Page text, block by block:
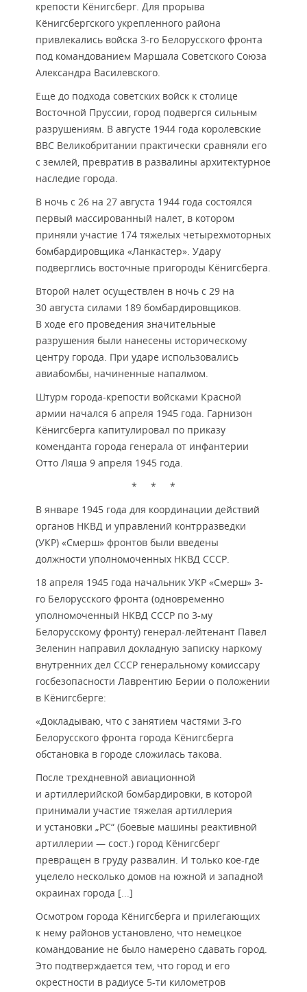
крепости Кёнигсберг. Для прорыва
Кёнигсбергского укрепленного района
привлекались войска 3-го Белорусского фронта
под командованием Маршала Советского Союза
Александра Василевского.
Еще до подхода советских войск к столице
Восточной Пруссии, город подвергся сильным
разрушениям. В августе 1944 года королевские
ВВС Великобритании практически сравняли его
с землей, превратив в развалины архитектурное
наследие города.
В ночь с 26 на 27 августа 1944 года состоялся
первый массированный налет, в котором
приняли участие 174 тяжелых четырехмоторных
бомбардировщика «Ланкастер». Удару
подверглись восточные пригороды Кёнигсберга.
Второй налет осуществлен в ночь с 29 на
30 августа силами 189 бомбардировщиков.
В ходе его проведения значительные
разрушения были нанесены историческому
центру города. При ударе использовались
авиабомбы, начиненные напалмом.
Штурм города-крепости войсками Красной
армии начался 6 апреля 1945 года. Гарнизон
Кёнигсберга капитулировал по приказу
коменданта города генерала от инфантерии
Отто Ляша 9 апреля 1945 года.
* * *
В январе 1945 года для координации действий
органов НКВД и управлений контрразведки
(УКР) «Смерш» фронтов были введены
должности уполномоченных НКВД СССР.
18 апреля 1945 года начальник УКР «Смерш» 3-
го Белорусского фронта (одновременно
уполномоченный НКВД СССР по 3-му
Белорусскому фронту) генерал-лейтенант Павел
Зеленин направил докладную записку наркому
внутренних дел СССР генеральному комиссару
госбезопасности Лаврентию Берии о положении
в Кёнигсберге:
«Докладываю, что с занятием частями 3-го
Белорусского фронта города Кёнигсберга
обстановка в городе сложилась такова.
После трехдневной авиационной
и артиллерийской бомбардировки, в которой
принимали участие тяжелая артиллерия
и установки „РС“ (боевые машины реактивной
артиллерии — сост.) город Кёнигсберг
превращен в груду развалин. И только кое-где
уцелело несколько домов на южной и западной
окраинах города [...]
Осмотром города Кёнигсберга и прилегающих
к нему районов установлено, что немецкое
командование не было намерено сдавать город.
Это подтверждается тем, что город и его
окрестности в радиусе 5-ти километров